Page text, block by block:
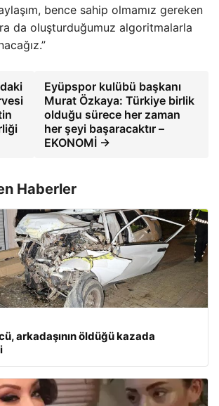
bence sahip olmamız gereken
da oluşturduğumuz algoritmalarla
Eyüpspor kulübü başkanı
Murat Özkaya: Türkiye birlik
olduğu sürece her zaman
her şeyi başaracaktır –
EKONOMİ →
Haberler
arkadaşının öldüğü kazada